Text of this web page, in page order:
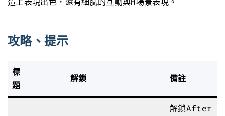
造上表現出色，還有細膩的互動與H場景表現。
攻略、提示
標
題
解鎖 備註
解鎖After